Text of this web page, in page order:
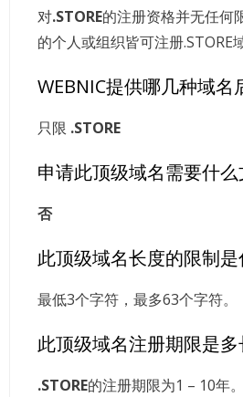
对.STORE的注册资格并无任何
的个人或组织皆可注册.STORE
WEBNIC提供哪几种域名
只限 .STORE
申请此顶级域名需要什么
否
此顶级域名长度的限制是
最低3个字符，最多63个字符。
此顶级域名注册期限是多
.STORE的注册期限为1 – 10年。